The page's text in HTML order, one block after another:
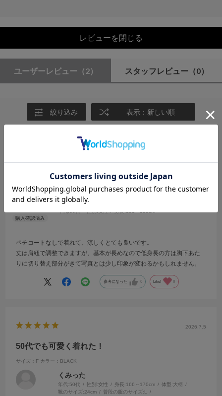
レビューを閉じる
ユーザーレビュー （2） スタッフレビュー （0）
絞り込み 表示：新しい順
楽に着れますが丈は長め
カラー：KHAKI
しろ
ペチコートなしで着れて、涼しくとても良いです。
丈は肩紐で調整できますが、基本が長めなので低身長の方は胸下あた
りに切り替え部分がきて写真とは少し印象が変わるかもしれません。
参考になった 0 Like! 0
2026.7.5
50代でも可愛く着れた！
サイズ：F カラー：BLACK
くみった
年代:50代 性別:女性 身長:166～170cm 体型:大柄
靴のサイズ:24cm 普段の服のサイズ:L